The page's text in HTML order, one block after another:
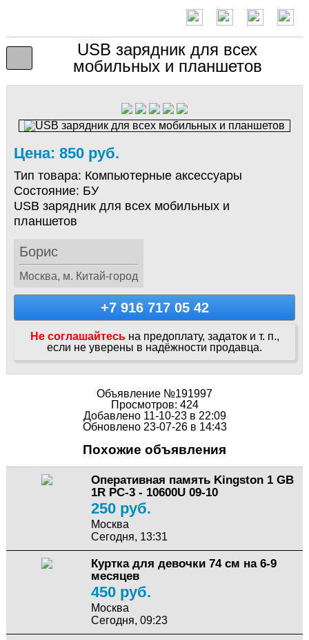
USB зарядник для всех
мобильных и планшетов
Цена: 850 руб.
Тип товара: Компьютерные аксессуары
Состояние: БУ
USB зарядник для всех мобильных и
планшетов
Борис
Москва, м. Китай-город
+7 916 717 05 42
Не соглашайтесь на предоплату, задаток и т. п.,
если не уверены в надёжности продавца.
Объявление №191997
Просмотров: 424
Добавлено 11-10-23 в 22:09
Обновлено 23-07-26 в 14:43
Похожие объявления
Оперативная память Kingston 1 GB
1R PC-3 - 10600U 09-10
250 руб.
Москва
Сегодня, 13:31
Куртка для девочки 74 см на 6-9
месяцев
450 руб.
Москва
Сегодня, 09:23